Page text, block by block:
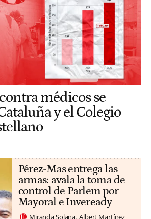
médicos se
y el Colegio
Pérez-Mas entrega las
armas: avala la toma de
control de Parlem por
Mayoral e Inveready
Miranda Solana Albert Martínez